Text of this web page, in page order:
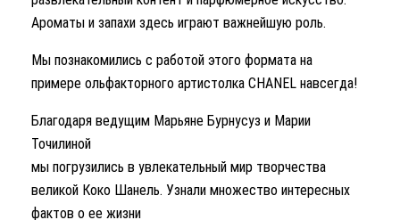
Ароматы и запахи здесь играют важнейшую роль.
Мы познакомились с работой этого формата на
примере ольфакторного артистолка CHANEL навсегда!
Благодаря ведущим Марьяне Бурнусуз и Марии
Точилиной
мы погрузились в увлекательный мир творчества
великой Коко Шанель. Узнали множество интересных
фактов о ее жизни